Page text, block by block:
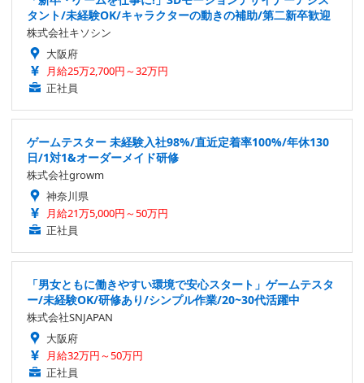
タント/未経験OK/キャラクターの動きの補助/第二新卒歓迎
株式会社キソシン
大阪府
月給25万2,700円～32万円
正社員
ゲームテスター 未経験入社98%/直近定着率100%/年休130
日/1対1&オーダーメイド研修
株式会社growm
神奈川県
月給21万5,000円～50万円
正社員
「男女ともに働きやすい環境で安心スタート」ゲームテスタ
ー/未経験OK/研修あり/シンプル作業/20~30代活躍中
株式会社SNJAPAN
大阪府
月給32万円～50万円
正社員